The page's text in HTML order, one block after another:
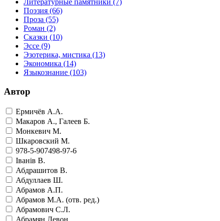
Литературные памятники (7)
Поэзия (66)
Проза (55)
Роман (2)
Сказки (10)
Эссе (9)
Эзотерика, мистика (13)
Экономика (14)
Языкознание (103)
Автор
Ермичёв А.А.
Макаров А., Галеев Б.
Монкевич М.
Шкаровский М.
978-5-907498-97-6
Iванiв В.
Абдрашитов В.
Абдуллаев Ш.
Абрамов А.П.
Абрамов М.А. (отв. ред.)
Абрамович С.Л.
Абрамян Левон